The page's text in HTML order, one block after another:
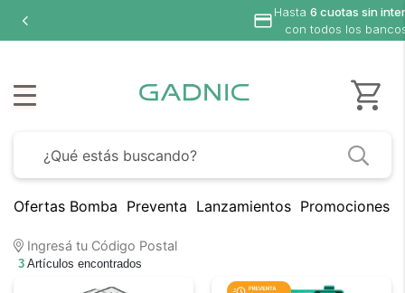
Hasta 6 cuotas sin
con todos los
Ofertas Bomba Preventa Lanzamientos Promociones
Ingresá tu Código Postal
3 Artículos encontrados